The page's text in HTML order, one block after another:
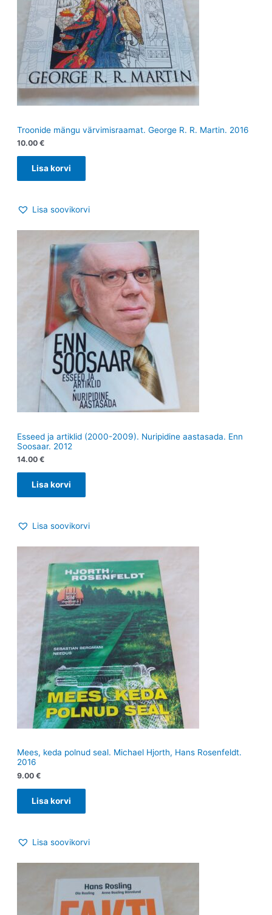
Troonide mängu värvimisraamat. George R. R. Martin. 2016
10.00 €
Lisa korvi
Lisa soovikorvi
Esseed ja artiklid (2000-2009). Nuripidine aastasada. Enn
Soosaar. 2012
14.00 €
Lisa korvi
Lisa soovikorvi
Mees, keda polnud seal. Michael Hjorth, Hans Rosenfeldt.
2016
9.00 €
Lisa korvi
Lisa soovikorvi